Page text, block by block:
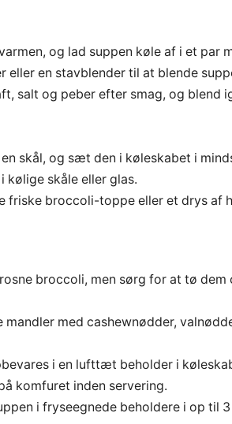
og lad suppen køle af i et par
eller en stavblender til at blende
salt og peber efter smag, og blend
skål, og sæt den i køleskabet i
kølige skåle eller glas.
friske broccoli-toppe eller et drys af
broccoli, men sørg for at tø
mandler med cashewnødder,
i en lufttæt beholder i
komfuret inden servering.
i fryseegnede beholdere i op til